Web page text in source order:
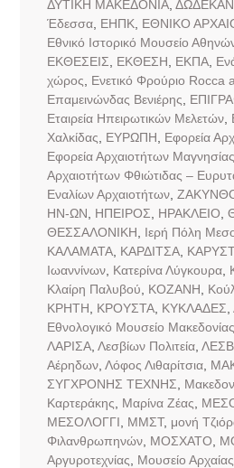
ΔΥΤΙΚΗ ΜΑΚΕΔΟΝΙΑ,
Έδεσσα, ΕΗΠΚ, ΕΘΝΙΚΟ
Εθνικό Ιστορικό Μουσείο
ΕΚΘΕΣΕΙΣ
ΕΚΘΕΣΗ ΕΚΠΑ,
χώρος
Ενετικό Φρούριο Rocca
Επαμεινώνδας Βενιέρης
Εταιρεία Ηπειρωτικών Μελετών,
Χαλκίδας
ΕΥΡΩΠΗ Εφορεία
Εφορεία Αρχαιοτήτων Μαγνησίας
Αρχαιοτήτων Φθιώτιδας –
Εναλίων Αρχαιοτήτων,
ΗΝ-ΩΝ
ΗΠΕΙΡΟΣ ΗΡΑΚΛΕΙΟ
ΘΕΣΣΑΛΟΝΙΚΗ
Ιερή Πόλη
ΚΑΛΑΜΑΤΑ, ΚΑΡΔΙΤΣΑ,
Ιωαννίνων, Κατερίνα Λύγκουρα,
Κλαίρη Παλυβού
ΚΟΖΑΝΗ
ΚΡΗΤΗ
ΚΡΟΥΣΤΑ, ΚΥΚΛΑΔΕΣ
Εθνολογικό Μουσείο
ΛΑΡΙΣΑ, Λεσβίων Πολιτεία,
Αέρηδων, Λόφος Λιθαρίτσια,
ΣΥΓΧΡΟΝΗΣ ΤΕΧΝΗΣ
Καρτεράκης
Μαρίνα Ζέας
ΜΕΣΟΛΟΓΓΙ
ΜΜΣΤ, μονή
Φιλανθρωπηνών, ΜΟΣΧΑΤΟ
Αργυροτεχνίας
Μουσείο